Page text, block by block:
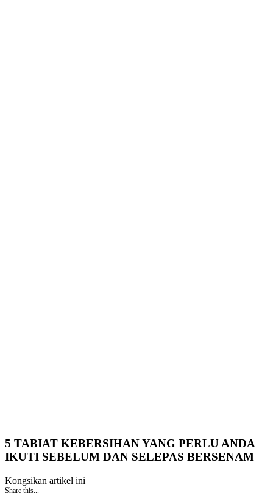
5 TABIAT KEBERSIHAN YANG PERLU ANDA
IKUTI SEBELUM DAN SELEPAS BERSENAM
Kongsikan artikel ini
Share this...